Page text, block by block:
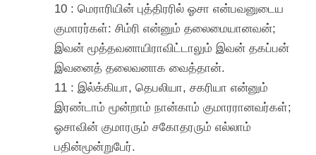
10 : மெராரியின் புத்திரரில் ஓசா என்பவனுடைய
குமாரர்கள்: சிம்ரி என்னும் தலைமையானவன்;
இவன் மூத்தவனாயிராவிட்டாலும் இவன் தகப்பன்
இவனைத் தலைவனாக வைத்தான்.
11 : இல்க்கியா, தெபலியா, சகரியா என்னும்
இரண்டாம் மூன்றாம் நான்காம் குமாரரானவர்கள்;
ஓசாவின் குமாரரும் சகோதரரும் எல்லாம்
பதின்மூன்றுபேர்.